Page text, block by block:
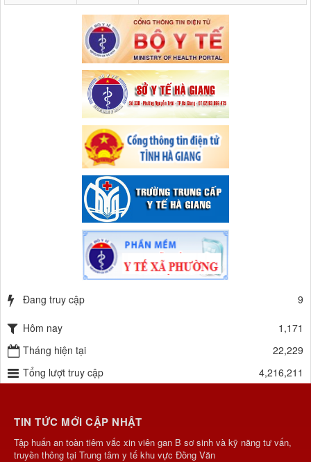
Đang truy cập 9
Hôm nay
1,171
Tháng hiện tại
22,229
Tổng lượt truy cập
4,216,211
TIN TỨC MỚI CẬP NHẬT
Tập huấn an toàn tiêm vắc xin viên gan B sơ sinh và kỹ năng tư vấn,
truyền thông tại Trung tâm y tế khu vực Đồng Văn